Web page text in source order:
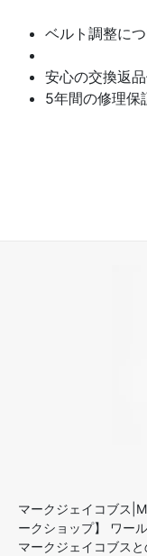
ベルト調整に
安心の交換返
5年間の修理
マークジェイコブス
ークショップ】 ワー
マークジェイコブスと